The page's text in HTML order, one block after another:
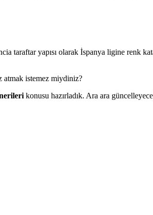
taraftar yapısı olarak İspanya ligine renk
atmak istemez miydiniz?
konusu hazırladık. Ara ara